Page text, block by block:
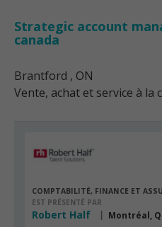
Strategic account
canada
Brantford , ON
Vente, achat et service à la
COMPTABILITÉ, FINANCE ET
EST PRÉSENTÉ PAR
Robert Half Montréal,